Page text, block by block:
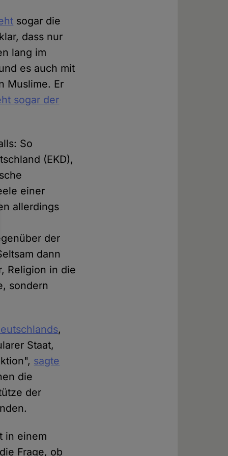
sogar die
dass nur
lang im
es auch mit
Muslime. Er
sogar der
So
(EKD),
einer
allerdings
der
dann
Religion in die
sondern
,
Staat,
sagte
die
der
in einem
Frage, ob